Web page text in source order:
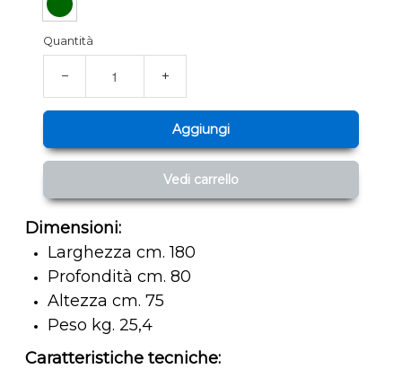
Quantità
− +
Aggiungi
Vedi carrello
Dimensioni:
Larghezza cm. 180
Profondità cm. 80
Altezza cm. 75
Peso kg. 25,4
Caratteristiche tecniche: